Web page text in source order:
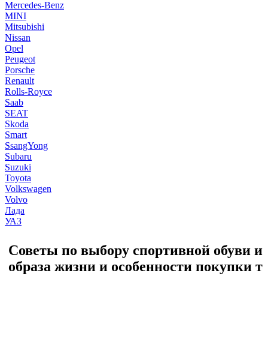
Mercedes-Benz
MINI
Mitsubishi
Nissan
Opel
Peugeot
Porsche
Renault
Rolls-Royce
Saab
SEAT
Skoda
Smart
SsangYong
Subaru
Suzuki
Toyota
Volkswagen
Volvo
Лада
УАЗ
Советы по выбору спортивной обуви и
образа жизни и особенности покупки